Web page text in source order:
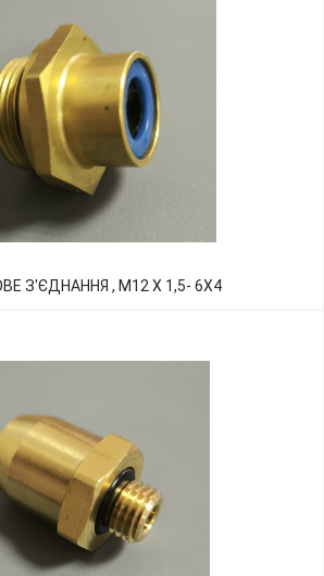
З'ЄДНАННЯ , М12 Х 1,5- 6Х4